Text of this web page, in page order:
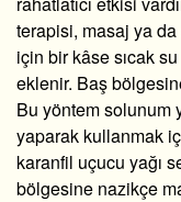
terapisi, masaj ya
için bir kâse sıcak
eklenir. Baş
Bu yöntem solunum
yaparak kullanmak
karanfil uçucu yağı
bölgesine nazikçe